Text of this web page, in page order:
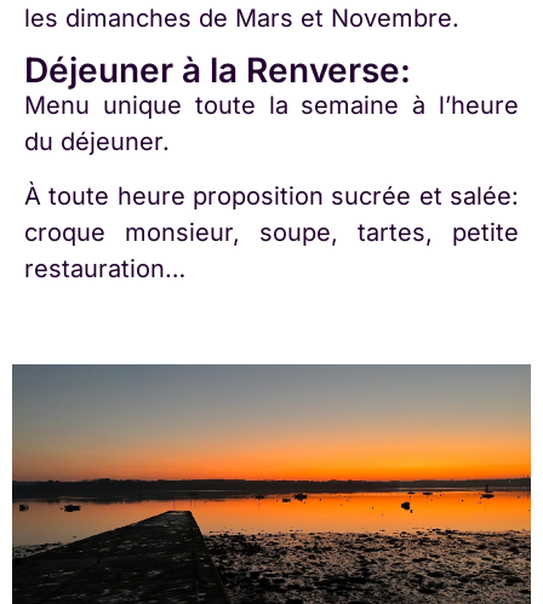
les dimanches de Mars et Novembre.
Déjeuner à la Renverse:
Menu unique toute la semaine à l’heure
du déjeuner.
À toute heure proposition sucrée et salée:
croque monsieur, soupe, tartes, petite
restauration…